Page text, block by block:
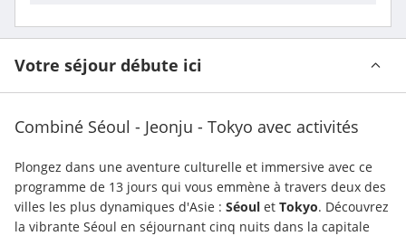
Votre séjour débute ici
Combiné Séoul - Jeonju - Tokyo avec activités
Plongez dans une aventure culturelle et immersive avec ce
programme de 13 jours qui vous emmène à travers deux des
villes les plus dynamiques d'Asie : Séoul et Tokyo. Découvrez
la vibrante Séoul en séjournant cinq nuits dans la capitale